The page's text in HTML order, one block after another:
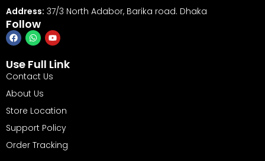
Address: 37/3 North Adabor, Barika road. Dhaka
Follow
Use Full Link
Contact Us
About Us
Store Location
Support Policy
Order Tracking